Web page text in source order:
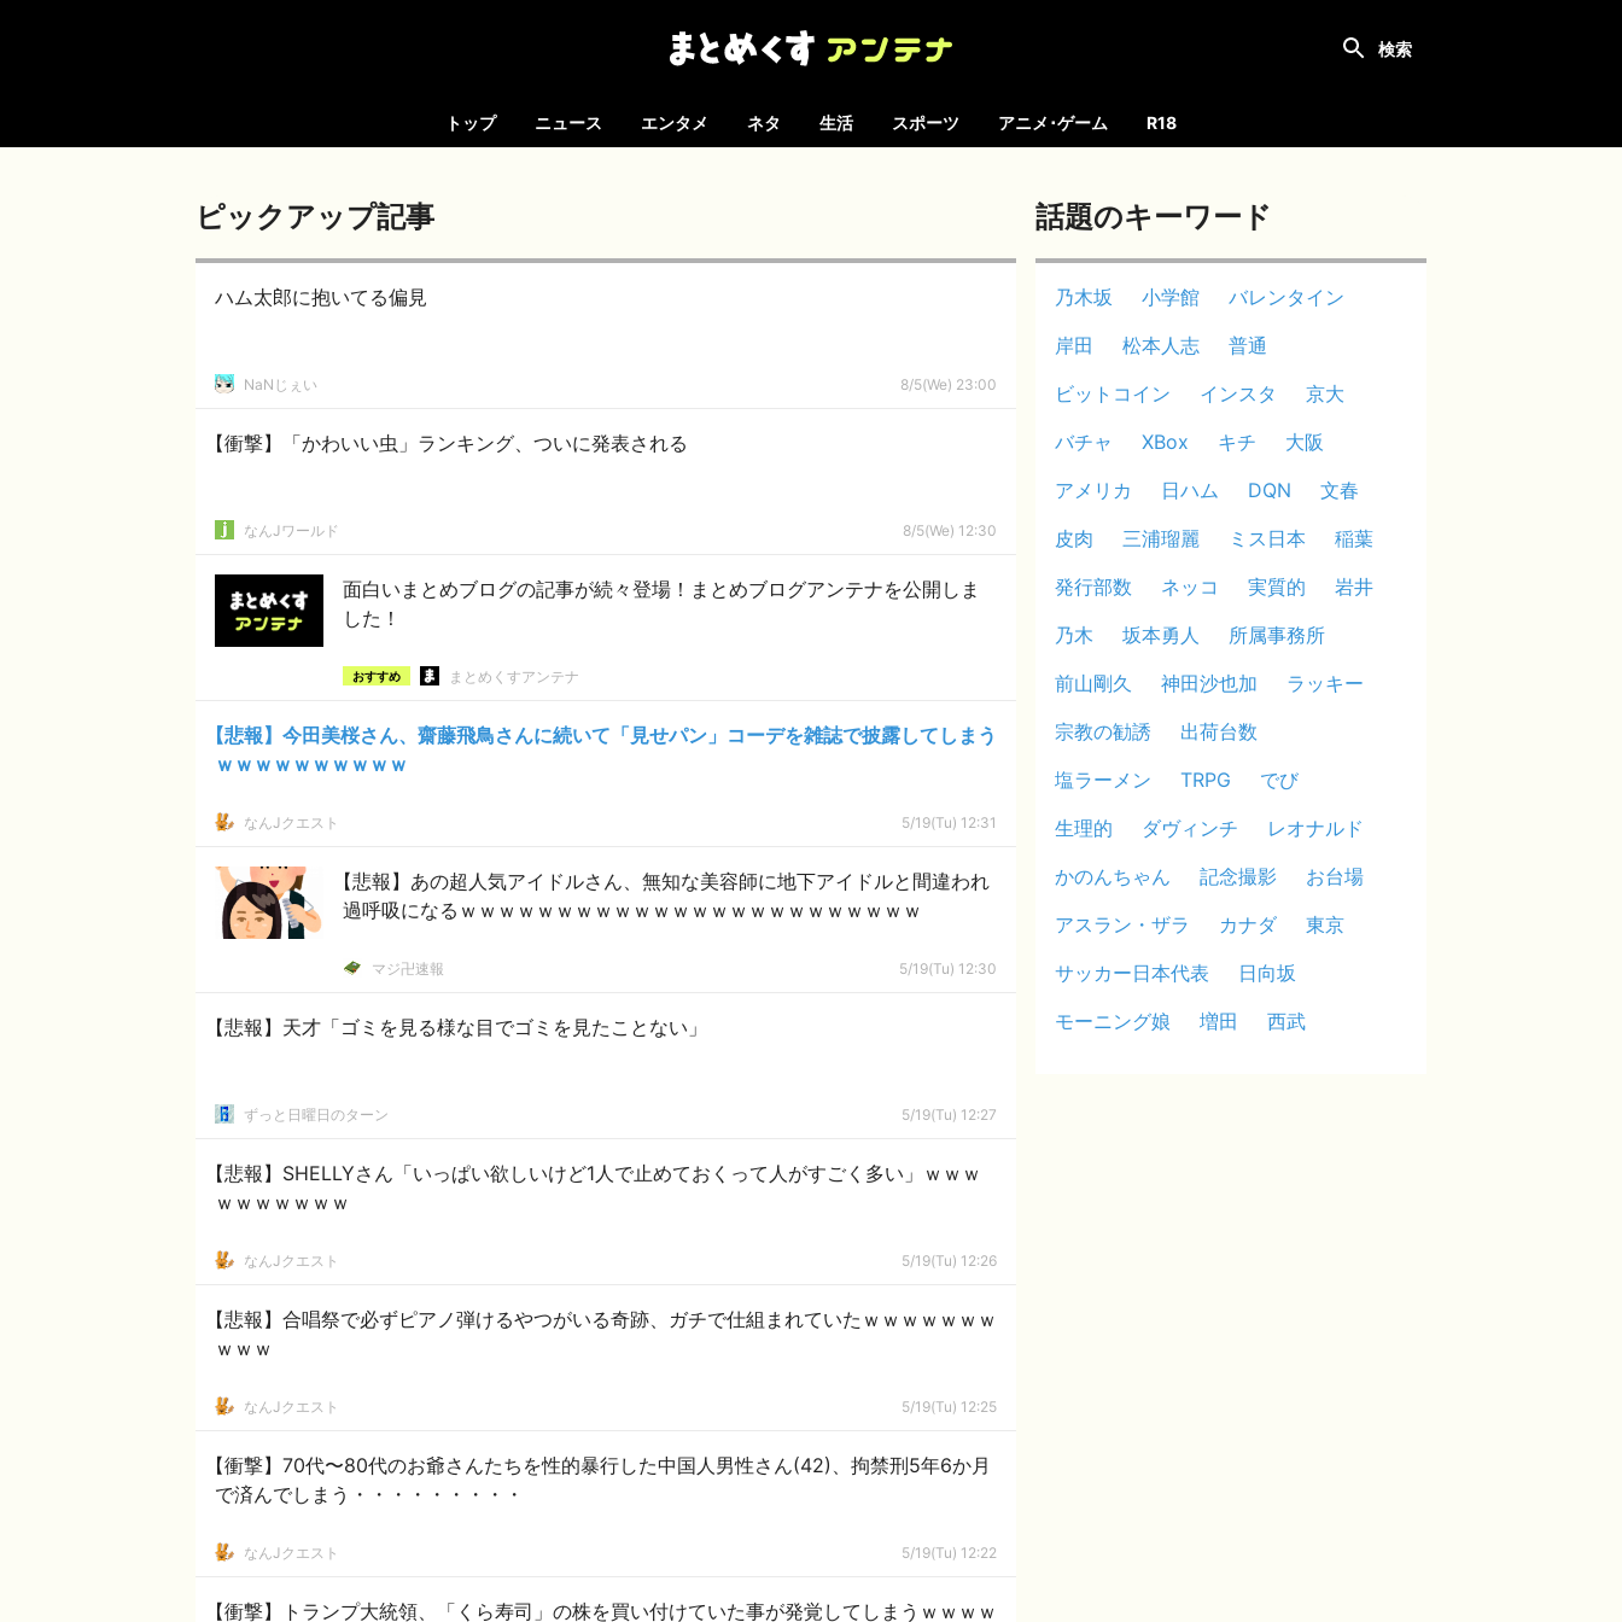
トップ ニュース エンタメ ネタ 生活 スポーツ アニメ･ゲーム R18
ピックアップ記事
ハム太郎に抱いてる偏見
NaNじぇい 8/5(We) 23:00
【衝撃】「かわいい虫」ランキング、ついに発表される
なんJワールド 8/5(We) 12:30
面白いまとめブログの記事が続々登場！まとめブログアンテナを公開しま
した！
おすすめ まとめくすアンテナ
【悲報】今田美桜さん、齋藤飛鳥さんに続いて「見せパン」コーデを雑誌で披露してしまう
ｗｗｗｗｗｗｗｗｗｗ
なんJクエスト 5/19(Tu) 12:31
【悲報】あの超人気アイドルさん、無知な美容師に地下アイドルと間違われ
過呼吸になるｗｗｗｗｗｗｗｗｗｗｗｗｗｗｗｗｗｗｗｗｗｗｗｗ
マジ卍速報 5/19(Tu) 12:30
【悲報】天才「ゴミを見る様な目でゴミを見たことない」
ずっと日曜日のターン 5/19(Tu) 12:27
【悲報】SHELLYさん「いっぱい欲しいけど1人で止めておくって人がすごく多い」ｗｗｗ
ｗｗｗｗｗｗｗ
なんJクエスト 5/19(Tu) 12:26
【悲報】合唱祭で必ずピアノ弾けるやつがいる奇跡、ガチで仕組まれていたｗｗｗｗｗｗｗ
ｗｗｗ
なんJクエスト 5/19(Tu) 12:25
【衝撃】70代〜80代のお爺さんたちを性的暴行した中国人男性さん(42)、拘禁刑5年6か月
で済んでしまう・・・・・・・・・
なんJクエスト 5/19(Tu) 12:22
【衝撃】トランプ大統領、「くら寿司」の株を買い付けていた事が発覚してしまうｗｗｗｗ
話題のキーワード
乃木坂 小学館
バレンタイン
岸田
松本人志
普通
ビットコイン
インスタ
京大
バチャ
XBox キチ
大阪
アメリカ
日ハム DQN
文春
皮肉
三浦瑠麗 ミス日本
稲葉
発行部数
ネッコ 実質的
岩井
乃木
坂本勇人
所属事務所
前山剛久
神田沙也加
ラッキー
宗教の勧誘
出荷台数
塩ラーメン
TRPG
でび
生理的
ダヴィンチ
レオナルド
かのんちゃん
記念撮影
お台場
アスラン・ザラ
カナダ
東京
サッカー日本代表
日向坂
モーニング娘
増田 西武